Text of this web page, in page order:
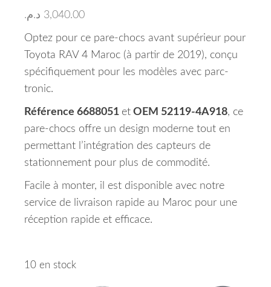
3,040.00 د.م.
Optez pour ce pare-chocs avant supérieur pour
Toyota RAV 4 Maroc (à partir de 2019), conçu
spécifiquement pour les modèles avec parc-
tronic.
Référence 6688051 et OEM 52119-4A918, ce
pare-chocs offre un design moderne tout en
permettant l’intégration des capteurs de
stationnement pour plus de commodité.
Facile à monter, il est disponible avec notre
service de livraison rapide au Maroc pour une
réception rapide et efficace.
10 en stock